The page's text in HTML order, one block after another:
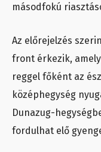
másodfokú
Az előrejelzés
front érkezik,
reggel főként az
középhegység
Dunazug-
fordulhat elő